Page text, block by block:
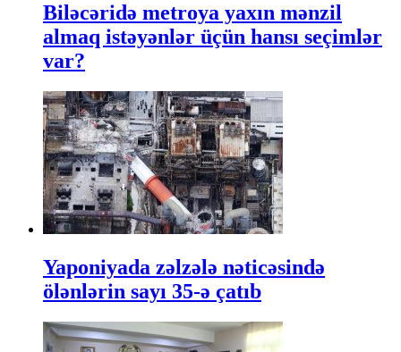
Biləcəridə metroya yaxın mənzil
almaq istəyənlər üçün hansı seçimlər
var?
Yaponiyada zəlzələ nəticəsində
ölənlərin sayı 35-ə çatıb